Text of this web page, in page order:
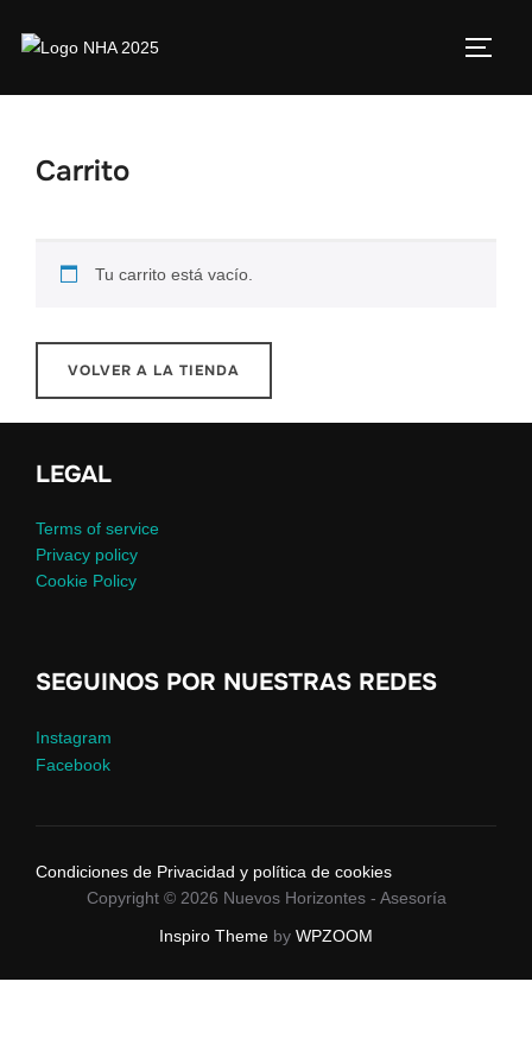
Carrito
Tu carrito está vacío.
VOLVER A LA TIENDA
LEGAL
Terms of service
Privacy policy
Cookie Policy
SEGUINOS POR NUESTRAS REDES
Instagram
Facebook
Condiciones de Privacidad y política de cookies
Copyright © 2026 Nuevos Horizontes - Asesoría
Inspiro Theme by WPZOOM